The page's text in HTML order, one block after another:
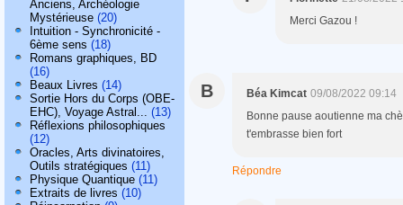
Anciens, Archéologie
Mystérieuse (20)
Intuition - Synchronicité -
6ème sens (18)
Romans graphiques, BD
(16)
Beaux Livres (14)
Sortie Hors du Corps (OBE-
EHC), Voyage Astral... (13)
Réflexions philosophiques
(12)
Oracles, Arts divinatoires,
Outils stratégiques (11)
Physique Quantique (11)
Extraits de livres (10)
Merci Gazou !
B Béa Kimcat 09/08/2022 09:14
Bonne pause aoutienne ma
t'embrasse bien fort
Répondre